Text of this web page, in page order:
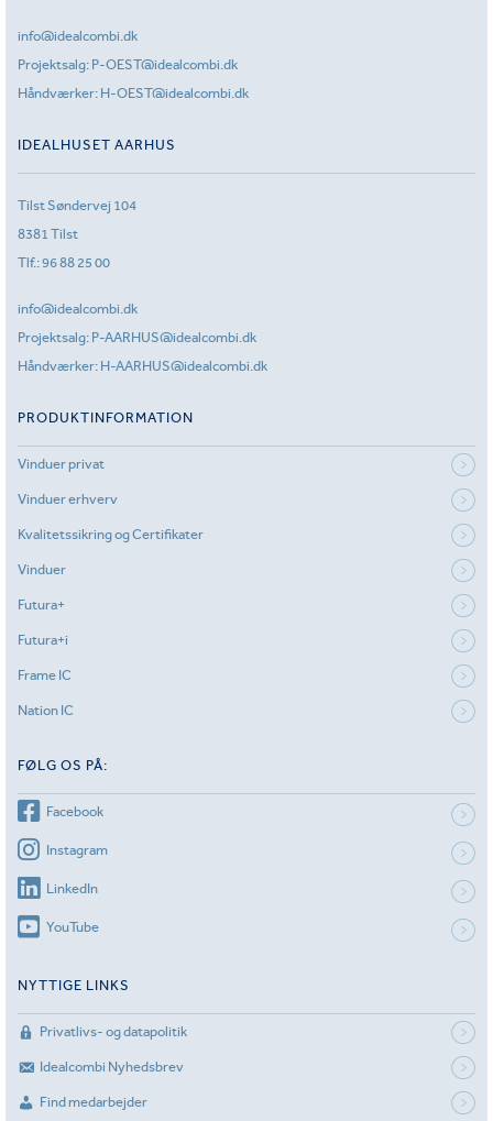
info@idealcombi.dk
Projektsalg: P-OEST@idealcombi.dk
Håndværker: H-OEST@idealcombi.dk
IDEALHUSET AARHUS
Tilst Søndervej 104
8381 Tilst
Tlf.:96 88 25 00
info@idealcombi.dk
Projektsalg: P-AARHUS@idealcombi.dk
Håndværker: H-AARHUS@idealcombi.dk
PRODUKTINFORMATION
Vinduer privat
Vinduer erhverv
Kvalitetssikring og Certifikater
Vinduer
Futura+
Futura+i
Frame IC
Nation IC
FØLG OS PÅ:
Facebook
Instagram
LinkedIn
YouTube
NYTTIGE LINKS
Privatlivs- og datapolitik
Idealcombi Nyhedsbrev
Find medarbejder